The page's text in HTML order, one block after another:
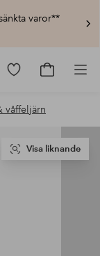
varor**
Gå
produkter
Gå
våffeljärn
Visa liknande